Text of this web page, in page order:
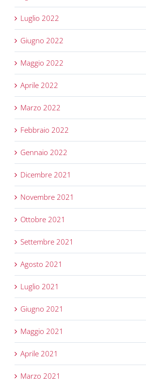
Luglio 2022
Giugno 2022
Maggio 2022
Aprile 2022
Marzo 2022
Febbraio 2022
Gennaio 2022
Dicembre 2021
Novembre 2021
Ottobre 2021
Settembre 2021
Agosto 2021
Luglio 2021
Giugno 2021
Maggio 2021
Aprile 2021
Marzo 2021